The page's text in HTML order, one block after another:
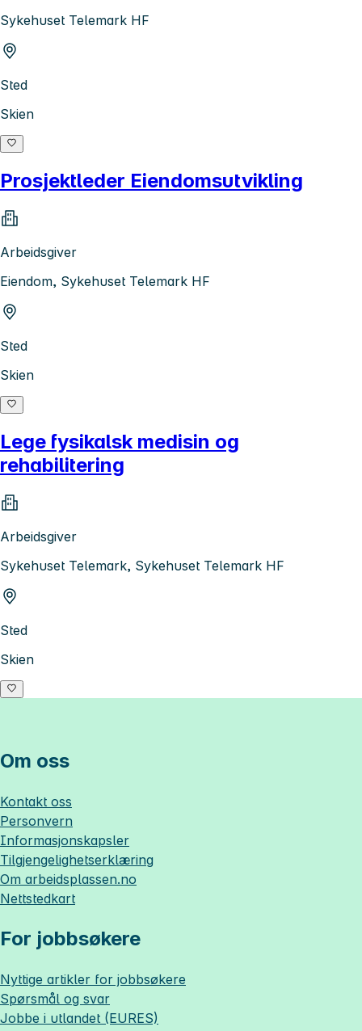
Sykehuset Telemark HF
Sted
Skien
Prosjektleder Eiendomsutvikling
Arbeidsgiver
Eiendom, Sykehuset Telemark HF
Sted
Skien
Lege fysikalsk medisin og
rehabilitering
Arbeidsgiver
Sykehuset Telemark, Sykehuset Telemark HF
Sted
Skien
Om oss
Kontakt oss
Personvern
Informasjonskapsler
Tilgjengelighetserklæring
Om arbeidsplassen.no
Nettstedkart
For jobbsøkere
Nyttige artikler for jobbsøkere
Spørsmål og svar
Jobbe i utlandet (EURES)